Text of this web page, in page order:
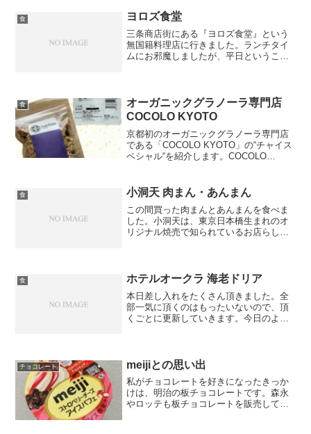
も美味しかったのです...
食 ヨロズ食堂
三条商店街にある『ヨロズ食堂』という
無国籍料理店に行きました。ランチタイ
ムにお邪魔しましたが、平日ということ
頼みました。ランチ...
食
オーガニックグラノーラ専門店
COCOLO KYOTO
京都初のオーガニックグラノーラ専門店
である「COCOLO KYOTO」の“チャイス
ペシャル“を紹介します。COCOLO
た。スパイシーな風味のため、好き...
食 小洞天 肉まん・あんまん
この間買った肉まんとあんまんを食べま
した。小洞天は、東京日本橋生まれのオ
リジナル焼売で知られているお店らしい
のがありましたが・・・表...
食 ホテルオークラ 海老ドリア
本日差し入れをたくさん頂きました。全
部一気に頂くのはもったいないので、頂
くごとに更新していきます。今日のよう
ものはホテルで食べてみた...
チョコレート meijiとの思い出
私がチョコレートを好きになったきっか
けは、明治の板チョコレートです。森永
やロッテも板チョコレートを販売してい